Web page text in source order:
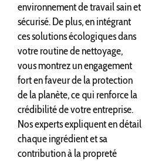
environnement de travail sain et
sécurisé. De plus, en intégrant
ces solutions écologiques dans
votre routine de nettoyage,
vous montrez un engagement
fort en faveur de la protection
de la planète, ce qui renforce la
crédibilité de votre entreprise.
Nos experts expliquent en détail
chaque ingrédient et sa
contribution à la propreté